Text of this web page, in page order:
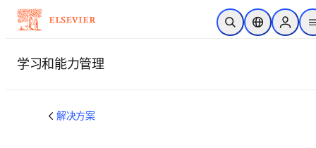
跳转到主内容
开放搜索位置选择器
Sign in
学习和能力管理
解决方案